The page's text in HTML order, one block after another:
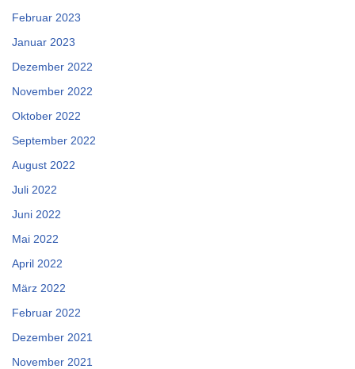
Februar 2023
Januar 2023
Dezember 2022
November 2022
Oktober 2022
September 2022
August 2022
Juli 2022
Juni 2022
Mai 2022
April 2022
März 2022
Februar 2022
Dezember 2021
November 2021